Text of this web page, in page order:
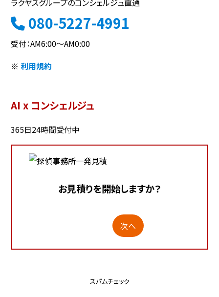
ラクヤスグループのコンシェルジュ直通
080-5227-4991
受付：AM6:00～AM0:00
※利用規約
AI x コンシェルジュ
365日24時間受付中
お見積りを開始しますか？
次へ
スパムチェック